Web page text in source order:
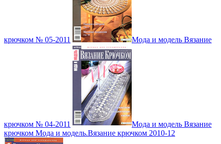
крючком № 05-2011 Мода и модель Вязание
крючком № 04-2011
Мода и модель Вязание
крючком Мода и модель.Вязание крючком 2010-12